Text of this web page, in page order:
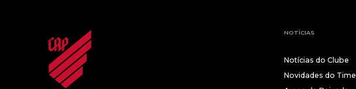
NOTÍCIAS
Notícias do Clube
Novidades do Time